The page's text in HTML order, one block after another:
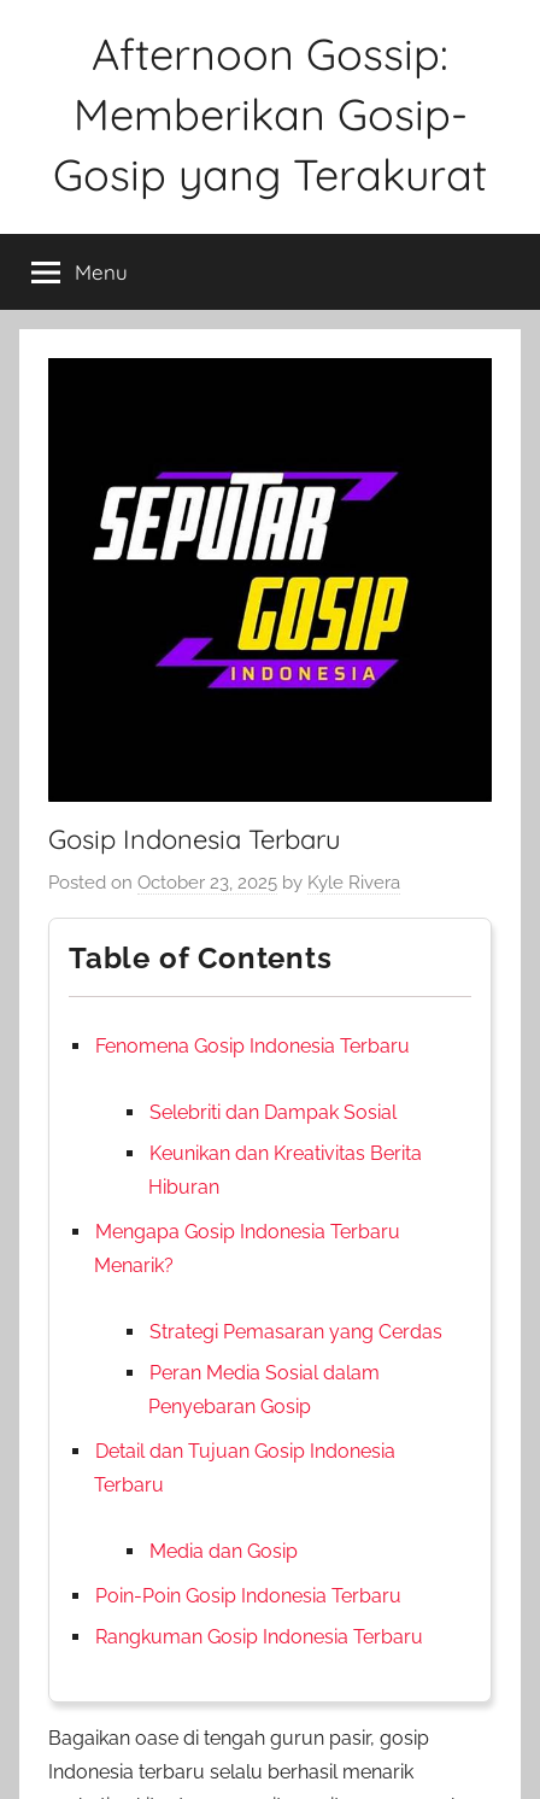
Afternoon Gossip:
Memberikan Gosip-
Gosip yang Terakurat
Tentang
Ke
Gosipan
Menu
Gosip Indonesia Terbaru
Posted on October 23, 2025 by Kyle Rivera
Table of Contents
Fenomena Gosip Indonesia Terbaru
Selebriti dan Dampak Sosial
Keunikan dan Kreativitas Berita
Hiburan
Mengapa Gosip Indonesia Terbaru
Menarik?
Strategi Pemasaran yang Cerdas
Peran Media Sosial dalam
Penyebaran Gosip
Detail dan Tujuan Gosip Indonesia
Terbaru
Media dan Gosip
Poin-Poin Gosip Indonesia Terbaru
Rangkuman Gosip Indonesia Terbaru
Bagaikan oase di tengah gurun pasir, gosip
Indonesia terbaru selalu berhasil menarik